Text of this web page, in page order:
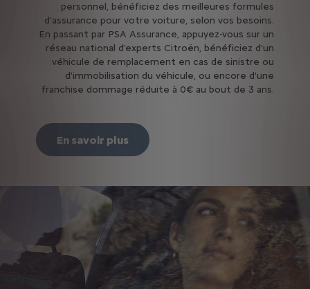
personnel, bénéficiez des meilleures formules
d'assurance pour votre voiture, selon vos besoins.
En passant par PSA Assurance, appuyez-vous sur un
réseau national d'experts Citroën, bénéficiez d'un
véhicule de remplacement en cas de sinistre ou
d'immobilisation du véhicule, ou encore d'une
franchise dommage réduite à 0€ au bout de 3 ans.
En savoir plus